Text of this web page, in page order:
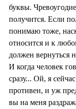
буквы.
получится. Если
понимаю тоже,
относится и к
должен вернуться
И когда человек
сразу... Ой, я
противен, и уж
вы на меня